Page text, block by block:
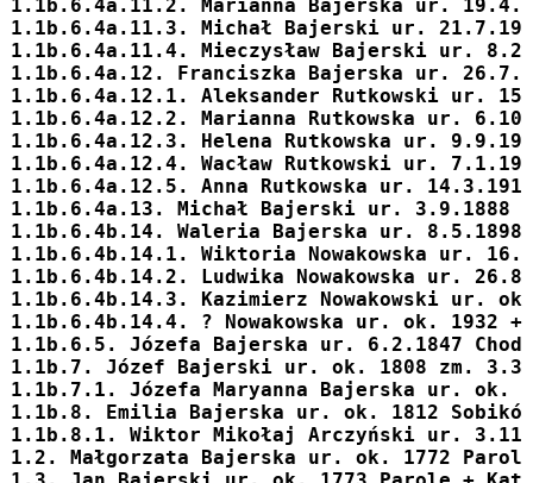
1.1b.6.4a.11.2. Marianna Bajerska ur.
1.1b.6.4a.11.3. Michał Bajerski ur.
1.1b.6.4a.11.4. Mieczysław Bajerski ur.
1.1b.6.4a.12. Franciszka Bajerska ur.
1.1b.6.4a.12.1. Aleksander Rutkowski ur.
1.1b.6.4a.12.2. Marianna Rutkowska ur.
1.1b.6.4a.12.3. Helena Rutkowska ur.
1.1b.6.4a.12.4. Wacław Rutkowski ur.
1.1b.6.4a.12.5. Anna Rutkowska ur.
1.1b.6.4a.13. Michał Bajerski ur. 3.9.1888
1.1b.6.4b.14. Waleria Bajerska ur. 8.5.1898
1.1b.6.4b.14.1. Wiktoria Nowakowska ur.
1.1b.6.4b.14.2. Ludwika Nowakowska ur.
1.1b.6.4b.14.3. Kazimierz Nowakowski ur.
1.1b.6.4b.14.4. ? Nowakowska ur. ok.
1.1b.6.5. Józefa Bajerska ur. 6.2.1847
1.1b.7. Józef Bajerski ur. ok. 1808 zm.
1.1b.7.1. Józefa Maryanna Bajerska ur. ok.
1.1b.8. Emilia Bajerska ur. ok. 1812
1.1b.8.1. Wiktor Mikołaj Arczyński ur.
1.2. Małgorzata Bajerska ur. ok. 1772